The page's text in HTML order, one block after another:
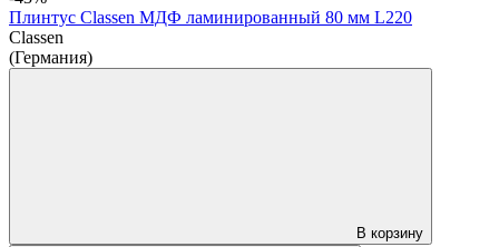
Плинтус Classen МДФ ламинированный 80 мм L220
Classen
(Германия)
В корзину